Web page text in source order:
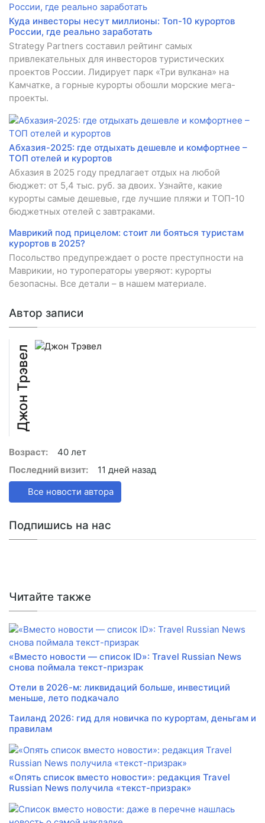
Куда инвесторы несут миллионы: Топ-10 курортов
России, где реально заработать
Strategy Partners составил рейтинг самых
привлекательных для инвесторов туристических
проектов России. Лидирует парк «Три вулкана» на
Камчатке, а горные курорты обошли морские мега-
проекты.
Абхазия-2025: где отдыхать дешевле и комфортнее –
ТОП отелей и курортов
Абхазия в 2025 году предлагает отдых на любой
бюджет: от 5,4 тыс. руб. за двоих. Узнайте, какие
курорты самые дешевые, где лучшие пляжи и ТОП-10
бюджетных отелей с завтраками.
Маврикий под прицелом: стоит ли бояться туристам
курортов в 2025?
Посольство предупреждает о росте преступности на
Маврикии, но туроператоры уверяют: курорты
безопасны. Все детали – в нашем материале.
Автор записи
Джон Трэвел
Возраст:
40 лет
Последний визит:
11 дней назад
Все новости автора
Подпишись на нас
Читайте также
«Вместо новости — список ID»: Travel Russian News
снова поймала текст-призрак
Отели в 2026-м: ликвидаций больше, инвестиций
меньше, лето подкачало
Таиланд 2026: гид для новичка по курортам, деньгам и
правилам
«Опять список вместо новости»: редакция Travel
Russian News получила «текст-призрак»